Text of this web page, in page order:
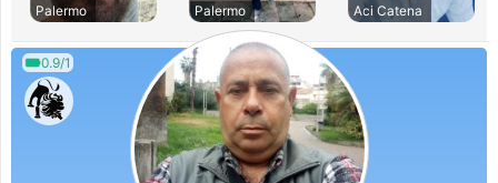
Palermo
Palermo
Aci Catena
0.9/1